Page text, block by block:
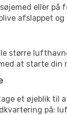
eller på
afslappet og
større
at starte din
et øjeblik til
på: